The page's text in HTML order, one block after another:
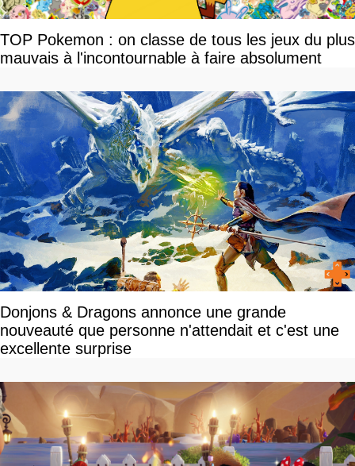
TOP Pokemon : on classe de tous les jeux du plus
mauvais à l'incontournable à faire absolument
Donjons & Dragons annonce une grande
nouveauté que personne n'attendait et c'est une
excellente surprise